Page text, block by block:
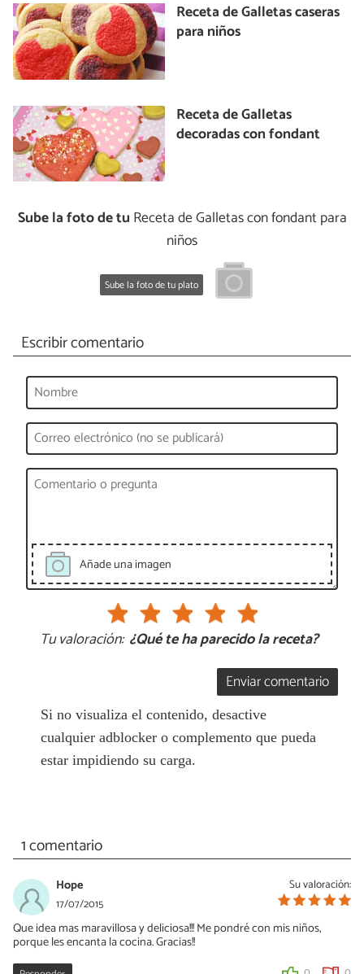
Receta de Galletas caseras
para niños
Receta de Galletas
decoradas con fondant
Sube la foto de tu Receta de Galletas con fondant para
niños
Sube la foto de tu plato
Escribir comentario
Añade una imagen
Tu valoración: ¿Qué te ha parecido la receta?
Enviar comentario
Si no visualiza el contenido, desactive
cualquier adblocker o complemento que pueda
estar impidiendo su carga.
1 comentario
Su valoración:
Hope
17/07/2015
Que idea mas maravillosa y deliciosa!!! Me pondré con mis niños,
porque les encanta la cocina. Gracias!!